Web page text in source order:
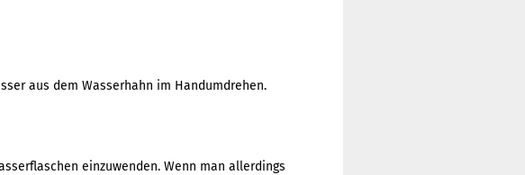
aus dem Wasserhahn im Handumdrehen.
einzuwenden. Wenn man allerdings